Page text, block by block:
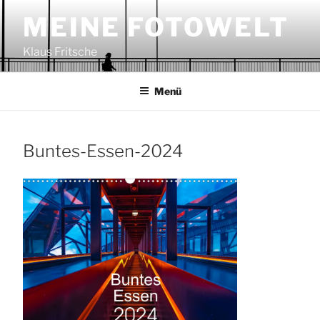
Zum
Inhalt
springenMEINE FOTOWELT
Klaus Fritsche
Menü
Buntes-Essen-2024